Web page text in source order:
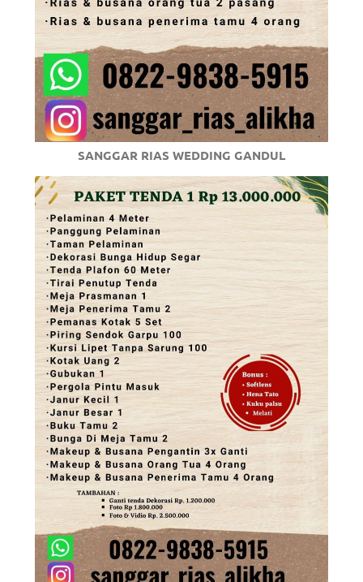
SANGGAR RIAS WEDDING GANDUL